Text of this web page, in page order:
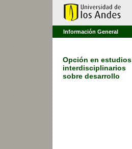
Información General
Opción en estudios
interdisciplinarios
sobre desarrollo